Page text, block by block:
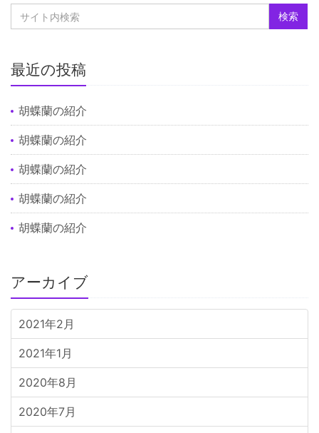
最近の投稿
胡蝶蘭の紹介
胡蝶蘭の紹介
胡蝶蘭の紹介
胡蝶蘭の紹介
胡蝶蘭の紹介
アーカイブ
2021年2月
2021年1月
2020年8月
2020年7月